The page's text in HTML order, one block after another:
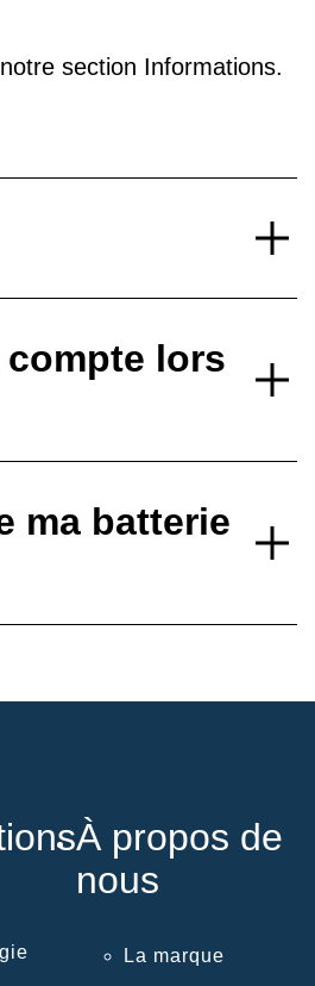
section Informations.
lors
ma batterie
À propos de
nous
La marque